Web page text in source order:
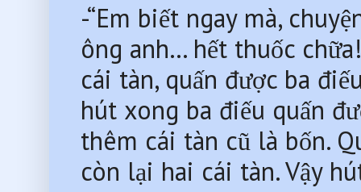
-“Em biết ngay mà,
ông anh… hết thuốc
cái tàn, quấn được ba
hút xong ba điếu quấn
thêm cái tàn cũ là bốn.
còn lại hai cái tàn. Vậy